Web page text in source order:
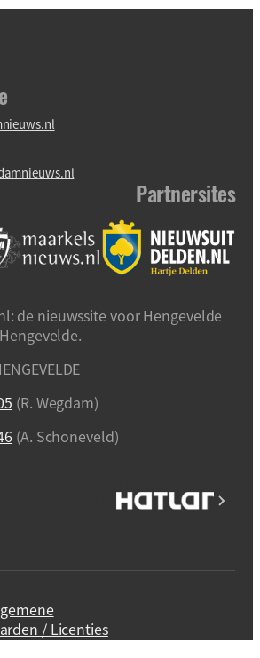
Partnersites
de nieuwssite voor Hengevelde
(R. Wegdam)
(A. Schoneveld)
/ Licenties